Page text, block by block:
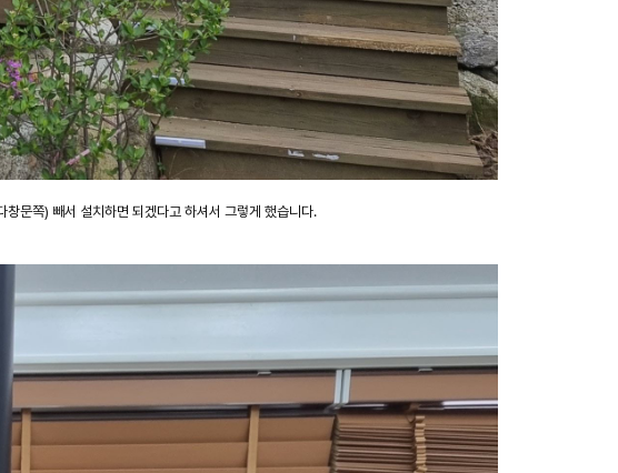
문쪽) 빼서 설치하면 되겠다고 하셔서 그렇게 했습니다.